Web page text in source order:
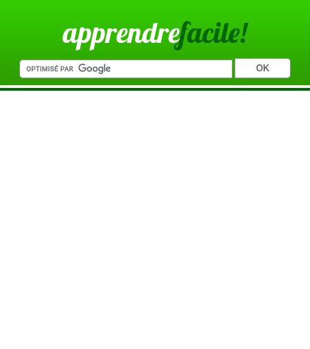
apprendrefacile!